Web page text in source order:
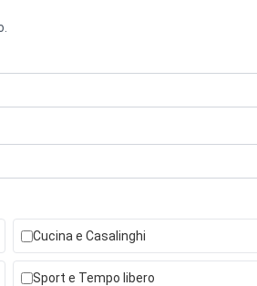
Cucina e Casalinghi
Sport e Tempo libero